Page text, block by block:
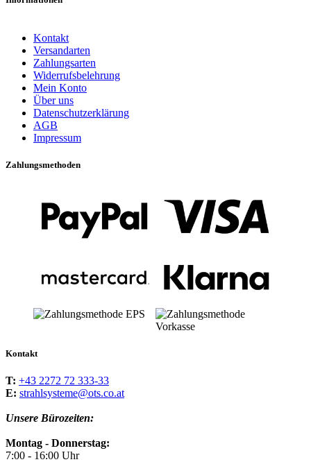
Kontakt
Versandarten
Zahlungsarten
Widerrufsbelehrung
Mein Konto
Über uns
Datenschutzerklärung
AGB
Impressum
Zahlungsmethoden
Kontakt
T: +43 2272 72 333-33
E: strahlsysteme@ots.co.at
Unsere Bürozeiten:
Montag - Donnerstag:
7:00 - 16:00 Uhr